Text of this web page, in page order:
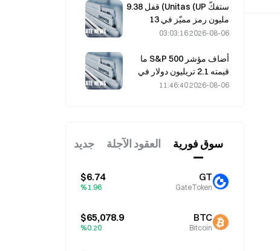
ستفكّ Unitas (UP) قفل 9.38
مليون رمز مميّز في 13
2026-08-06 03:03:16
أضاف مؤشر S&P 500 ما
قيمته 2.1 تريليون دولار في
أغسطس، مرتفعًا بنسبة
2026-08-06 11:46:40
سوق فوریة العقود الآجلة جديد
GT
GateToken
$6.74
%1.96
BTC
Bitcoin
$65,078.9
%0.20